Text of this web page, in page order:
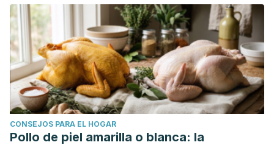
CONSEJOS PARA EL HOGAR
Pollo de piel amarilla o blanca: la